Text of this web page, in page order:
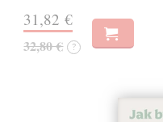
31,82 €
32,80 € ?